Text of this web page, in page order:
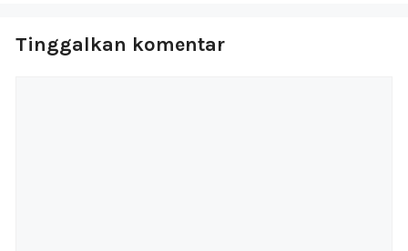
Tinggalkan komentar